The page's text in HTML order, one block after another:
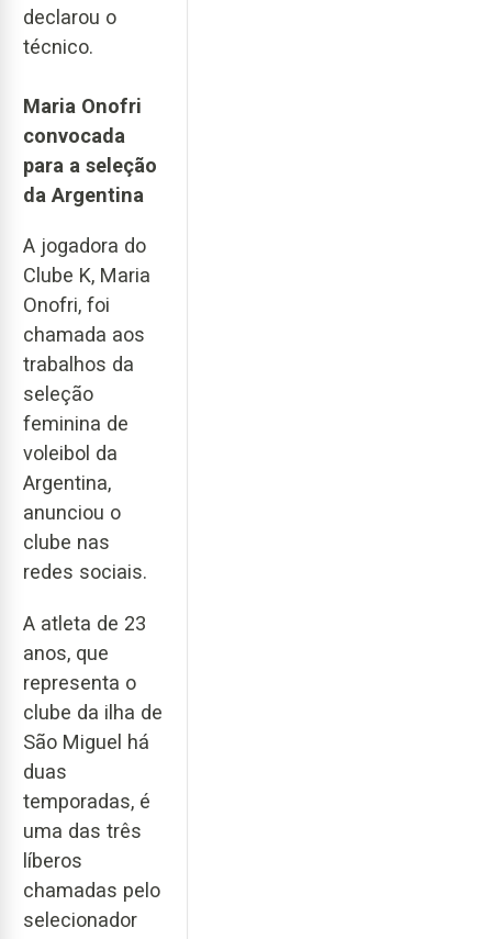
declarou o
técnico.
Maria Onofri
convocada
para a seleção
da Argentina
A jogadora do
Clube K, Maria
Onofri, foi
chamada aos
trabalhos da
seleção
feminina de
voleibol da
Argentina,
anunciou o
clube nas
redes sociais.
A atleta de 23
anos, que
representa o
clube da ilha de
São Miguel há
duas
temporadas, é
uma das três
líberos
chamadas pelo
selecionador